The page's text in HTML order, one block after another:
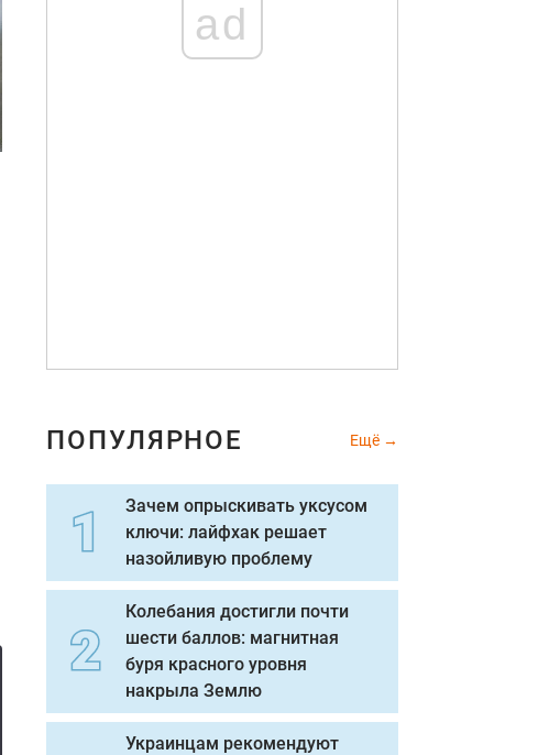
ad
ПОПУЛЯРНОЕ Ещё
Зачем опрыскивать уксусом
ключи: лайфхак решает
назойливую проблему
Колебания достигли почти
шести баллов: магнитная
буря красного уровня
накрыла Землю
Украинцам рекомендуют